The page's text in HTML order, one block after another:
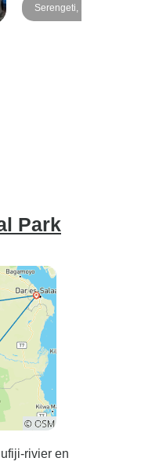
Serengeti, Ngorongoro &
- incl. de Materuni-
Park
rivier en